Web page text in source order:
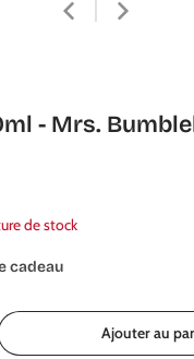
- Mrs.
de stock
cadeau
Ajouter au